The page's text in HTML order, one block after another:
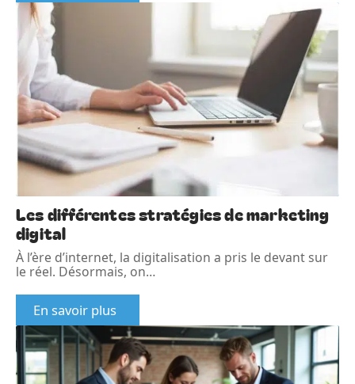
Les différentes stratégies de marketing
digital
À l’ère d’internet, la digitalisation a pris le devant sur
le réel. Désormais, on…
En savoir plus